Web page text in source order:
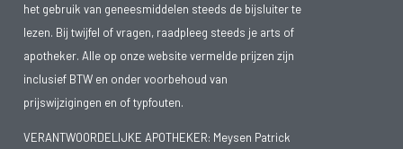
het gebruik van geneesmiddelen steeds de bijsluiter te
lezen. Bij twijfel of vragen, raadpleeg steeds je arts of
apotheker. Alle op onze website vermelde prijzen zijn
inclusief BTW en onder voorbehoud van
prijswijzigingen en of typfouten.
VERANTWOORDELIJKE APOTHEKER: Meysen Patrick